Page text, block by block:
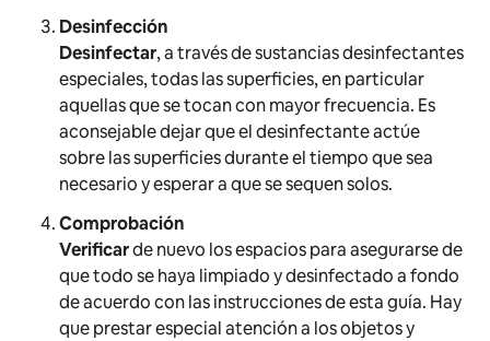
Desinfección
Desinfectar, a través de sustancias desinfectantes
especiales, todas las superficies, en particular
aquellas que se tocan con mayor frecuencia. Es
aconsejable dejar que el desinfectante actúe
sobre las superficies durante el tiempo que sea
necesario y esperar a que se sequen solos.
Comprobación
Verificarde nuevo los espacios para asegurarse de
que todo se haya limpiado y desinfectado a fondo
de acuerdo con las instrucciones de esta guía. Hay
que prestar especial atención a los objetos y